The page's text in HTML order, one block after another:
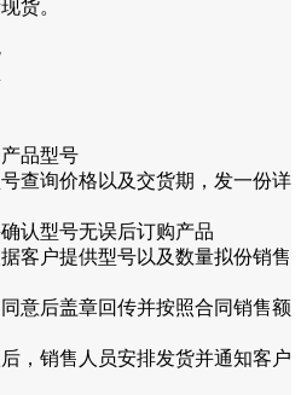
货。
品型号
查询价格以及交货期，发一份详
认型号无误后订购产品
客户提供型号以及数量拟份销售
意后盖章回传并按照合同销售额
，销售人员安排发货并通知客户